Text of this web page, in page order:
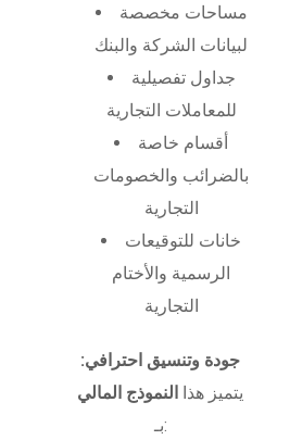
مساحات مخصصة
لبيانات الشركة والبنك
جداول تفصيلية
للمعاملات التجارية
أقسام خاصة
بالضرائب والخصومات
التجارية
خانات للتوقيعات
الرسمية والأختام
التجارية
جودة وتنسيق احترافي:
يتميز هذا
النموذج المالي
بـ: